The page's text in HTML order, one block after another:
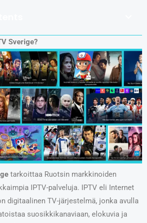
Sverige?
tarkoittaa Ruotsin markkinoiden
IPTV-palveluja. IPTV eli Internet
digitaalinen TV-järjestelmä, jonka avulla
suosikkikanaviaan, elokuvia ja